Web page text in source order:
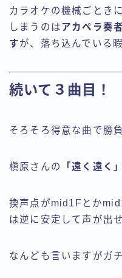
カラオケの機械ごとき
しまうのはアカペラ奏
すが、落ち込んでいる
続いて３曲目！
そろそろ得意な曲で勝
槇原さんの 「遠く遠く」
換声点がmid1Fとか
は逆に安定して声が出せ
なんども言いますがガ